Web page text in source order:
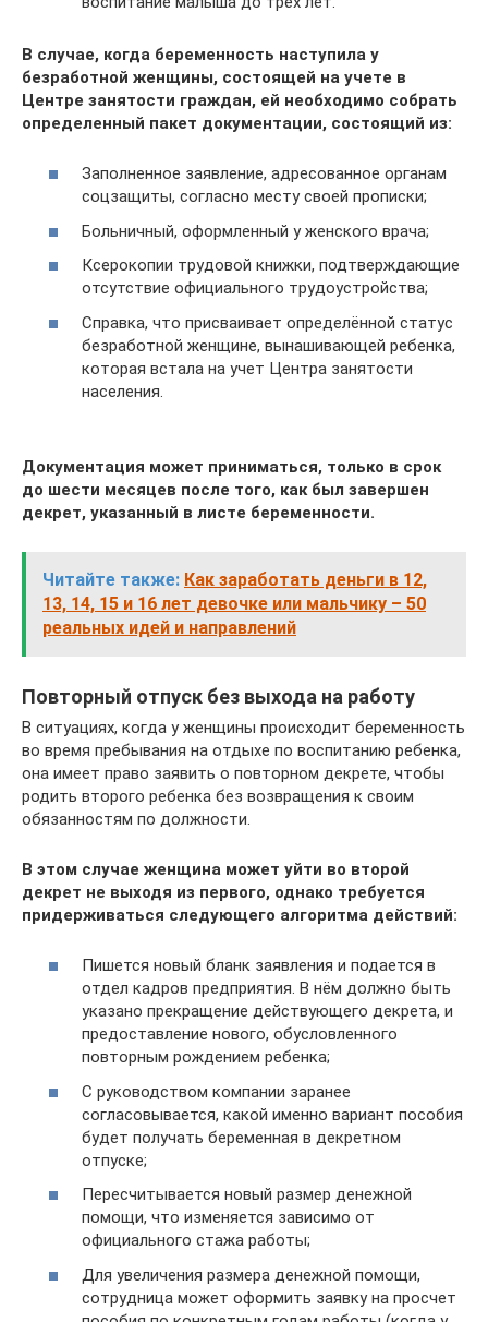
В случае, когда беременность наступила у
безработной женщины, состоящей на учете в
Центре занятости граждан, ей необходимо собрать
определенный пакет документации, состоящий из:
Заполненное заявление, адресованное органам
соцзащиты, согласно месту своей прописки;
Больничный, оформленный у женского врача;
Ксерокопии трудовой книжки, подтверждающие
отсутствие официального трудоустройства;
Справка, что присваивает определённой статус
безработной женщине, вынашивающей ребенка,
которая встала на учет Центра занятости
населения.
Документация может приниматься, только в срок
до шести месяцев после того, как был завершен
декрет, указанный в листе беременности.
Читайте также: Как заработать деньги в 12,
13, 14, 15 и 16 лет девочке или мальчику – 50
реальных идей и направлений
Повторный отпуск без выхода на работу
В ситуациях, когда у женщины происходит беременность
во время пребывания на отдыхе по воспитанию ребенка,
она имеет право заявить о повторном декрете, чтобы
родить второго ребенка без возвращения к своим
обязанностям по должности.
В этом случае женщина может уйти во второй
декрет не выходя из первого, однако требуется
придерживаться следующего алгоритма действий:
Пишется новый бланк заявления и подается в
отдел кадров предприятия. В нём должно быть
указано прекращение действующего декрета, и
предоставление нового, обусловленного
повторным рождением ребенка;
С руководством компании заранее
согласовывается, какой именно вариант пособия
будет получать беременная в декретном
отпуске;
Пересчитывается новый размер денежной
помощи, что изменяется зависимо от
официального стажа работы;
Для увеличения размера денежной помощи,
сотрудница может оформить заявку на просчет